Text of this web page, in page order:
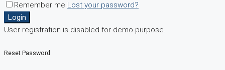
Remember me Lost your password?
Login
User registration is disabled for demo purpose.
Reset Password